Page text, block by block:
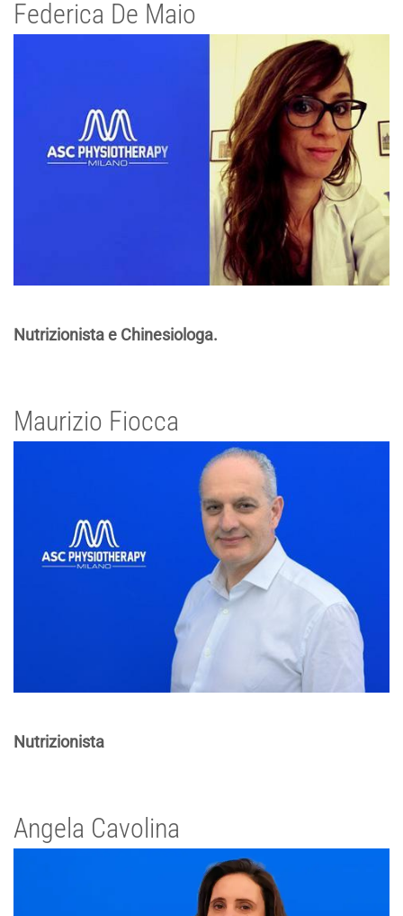
Federica De Maio
Nutrizionista e Chinesiologa.
Maurizio Fiocca
Nutrizionista
Angela Cavolina